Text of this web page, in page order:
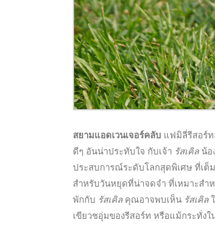
สยามแอดเวนเจอร์คลับ แฟมิลี่รีสอร์
ดีๆ อันน่าประทับใจ กับเจ้า รัสเคิลน้อ
ประสบการณ์ระดับโลกสุดพิเศษ ที่เ
สำหรับวันหยุดที่น่าจดจำ ที่เหมาะสำ
พักกับ รัสเคิลคุณอาจพบเห็น รัสเคิล
เขียวชอุ่มของรีสอร์ท หรือแม้กระทั่ง